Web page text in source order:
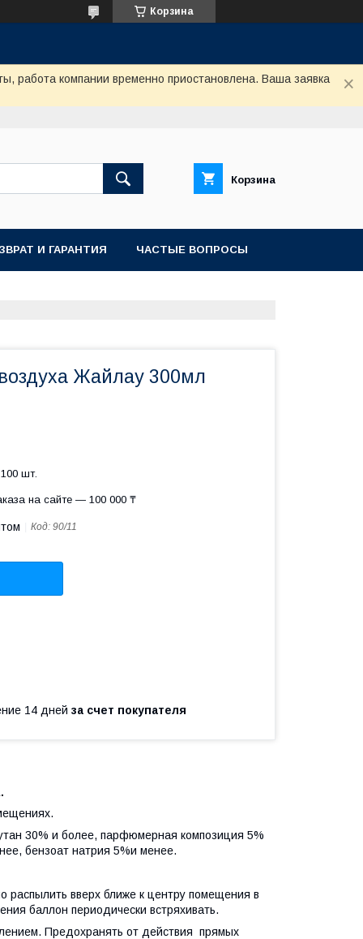
Корзина
работа компании временно приостановлена. Ваша заявка
Корзина
И ГАРАНТИЯ ЧАСТЫЕ ВОПРОСЫ
Жайлау 300мл
шт.
на сайте — 100 000 ₸
Код: 90/11
14 дней за счет покупателя
30% и более, парфюмерная композиция 5%
бензоат натрия 5%и менее.
распылить вверх ближе к центру помещения в
баллон периодически встряхивать.
Предохранять от действия прямых